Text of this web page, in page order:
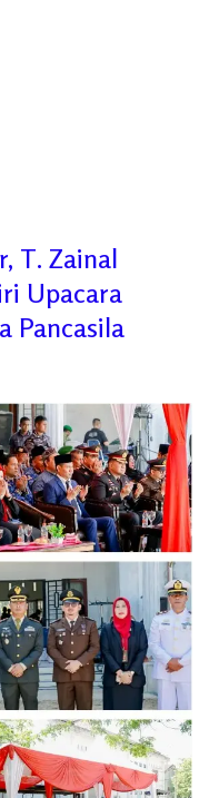
T. Zainal
Upacara
Pancasila